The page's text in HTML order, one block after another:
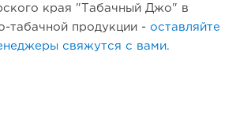
края "Табачный Джо" в
табачной продукции - оставляйте
свяжутся с вами.